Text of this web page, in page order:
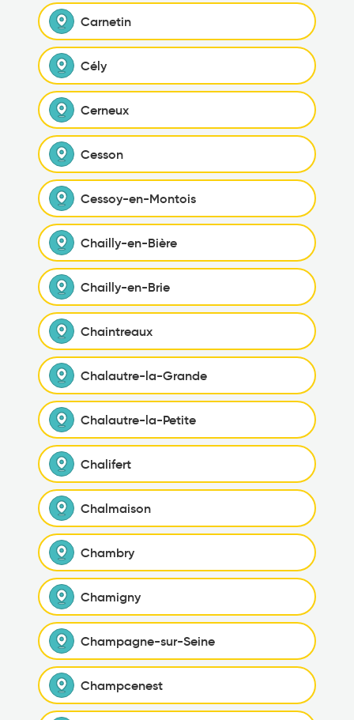
Carnetin
Cély
Cerneux
Cesson
Cessoy-en-Montois
Chailly-en-Bière
Chailly-en-Brie
Chaintreaux
Chalautre-la-Grande
Chalautre-la-Petite
Chalifert
Chalmaison
Chambry
Chamigny
Champagne-sur-Seine
Champcenest